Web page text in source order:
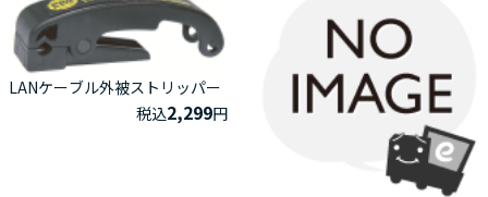
LANケーブル外被ストリッパー
税込2,299円